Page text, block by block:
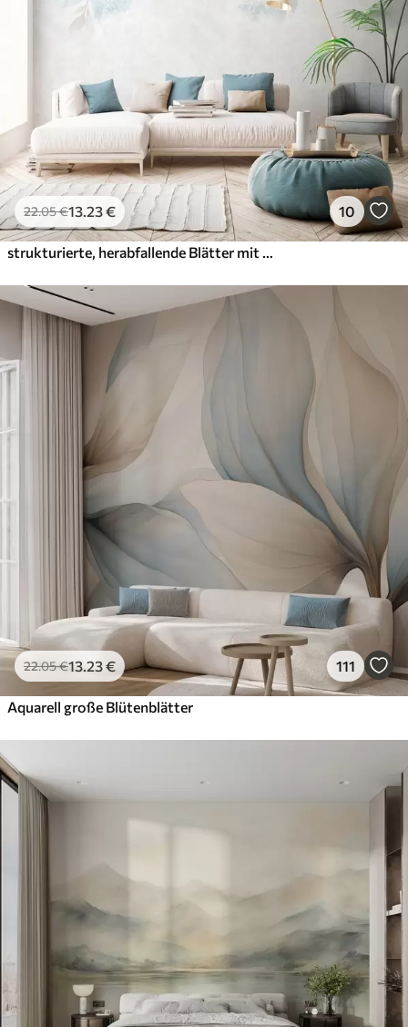
22.05€13 .23€ 10
22.05€13.23€ 111
Aquarell große Blütenblätter